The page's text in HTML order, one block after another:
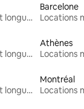
Locations moyenne et longue durée
Barcelone
Locations moyenne et longue durée
Athènes
Locations moyenne et longue durée
Montréal